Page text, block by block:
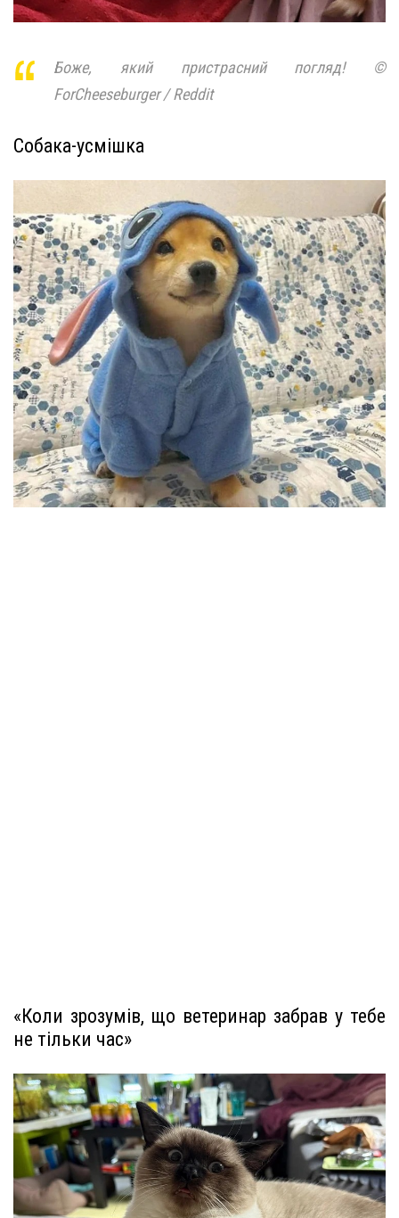
Боже, який пристрасний погляд! ©
ForCheeseburger / Reddit
Собака-усмішка
«Коли зрозумів, що ветеринар забрав у тебе
не тільки час»